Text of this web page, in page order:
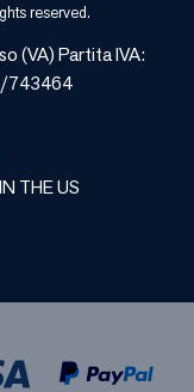
reserved.
(VA) Partita IVA:
743464
THE US